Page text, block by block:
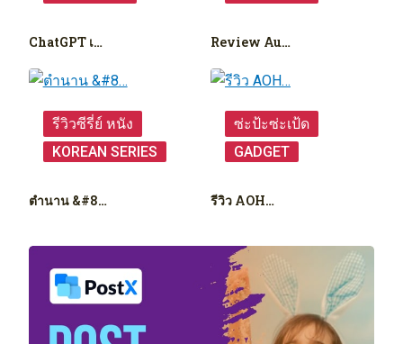
ChatGPT เ… Review Au…
รีวิวซีรี่ย์ หนัง
KOREAN SERIES
ตำนาน &#8…
ซ่ะป้ะซ่ะเป้ด
GADGET
รีวิว AOH…